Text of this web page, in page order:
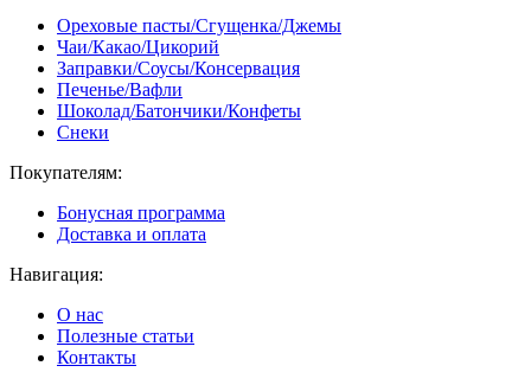
Ореховые пасты/Сгущенка/Джемы
Чаи/Какао/Цикорий
Заправки/Соусы/Консервация
Печенье/Вафли
Шоколад/Батончики/Конфеты
Снеки
Покупателям:
Бонусная программа
Доставка и оплата
Навигация:
О нас
Полезные статьи
Контакты